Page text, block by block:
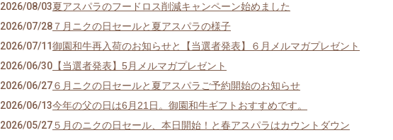
2026/08/03夏アスパラのフードロス削減キャンペーン始めました
2026/07/28 ７月ニクの日セールと夏アスパラの様子
2026/07/11御園和牛再入荷のお知らせと【当選者発表】６月メルマガプレゼント
2026/06/30 【当選者発表】5月メルマガプレゼント
2026/06/27６月ニクの日セールと夏アスパラご予約開始のお知らせ
2026/06/13今年の父の日は6月21日。御園和牛ギフトおすすめです。
2026/05/27５月のニクの日セール、本日開始！と春アスパラはカウントダウン